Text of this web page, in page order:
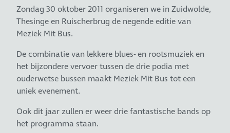
Zondag 30 oktober 2011 organiseren we in Zuidwolde,
Thesinge en Ruischerbrug de negende editie van
Meziek Mit Bus.
De combinatie van lekkere blues- en rootsmuziek en
het bijzondere vervoer tussen de drie podia met
ouderwetse bussen maakt Meziek Mit Bus tot een
uniek evenement.
Ook dit jaar zullen er weer drie fantastische bands op
het programma staan.